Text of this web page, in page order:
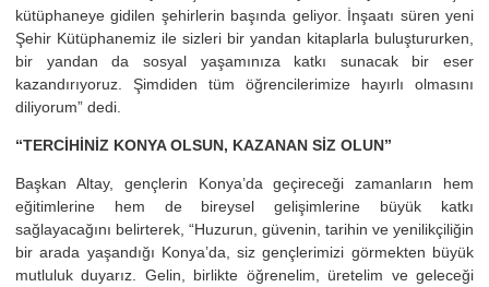
kütüphaneye gidilen şehirlerin başında geliyor. İnşaatı süren yeni
Şehir Kütüphanemiz ile sizleri bir yandan kitaplarla buluştururken,
bir yandan da sosyal yaşamınıza katkı sunacak bir eser
kazandırıyoruz. Şimdiden tüm öğrencilerimize hayırlı olmasını
diliyorum” dedi.
“TERCİHİNİZ KONYA OLSUN, KAZANAN SİZ OLUN”
Başkan Altay, gençlerin Konya’da geçireceği zamanların hem
eğitimlerine hem de bireysel gelişimlerine büyük katkı
sağlayacağını belirterek, “Huzurun, güvenin, tarihin ve yenilikçiliğin
bir arada yaşandığı Konya’da, siz gençlerimizi görmekten büyük
mutluluk duyarız. Gelin, birlikte öğrenelim, üretelim ve geleceği